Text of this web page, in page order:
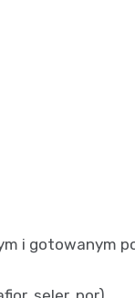
i gotowanym